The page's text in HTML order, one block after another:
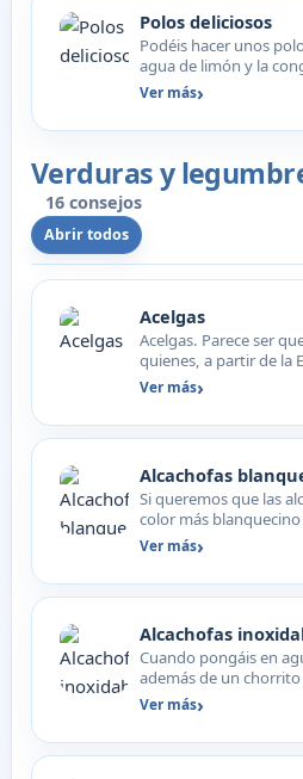
Polos deliciosos
Podéis hacer unos
agua de limón y la
Ver más
Verduras y
16 consejos
Abrir todos
Acelgas
Acelgas. Parece ser
quienes, a partir de la
comenzaron a
Ver más
Alcachofas
Si queremos que las
color más
harina al agua junt…
Ver más
Alcachofas
Cuando pongáis en
además de un
ramitas de perejil pa…
Ver más